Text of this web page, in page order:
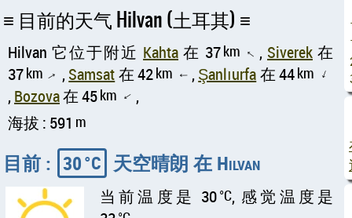
目前的天气 Hilvan (土耳其)
Hilvan 它位于附近 Kahta 在 37km ↑ , Siverek 在
37km ↑ ,Samsat在 42km ↑ ,Şanlıurfa在 44km ↑
,Bozova在 45km ↑ ,
海拔 : 591 m
目前 : 30°C 天空晴朗 在 Hilvan
当前温度是 30°C, 感觉温度是